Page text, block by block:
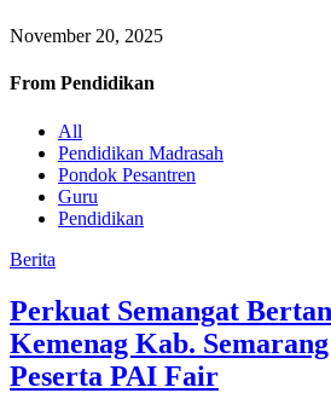
November 20, 2025
From Pendidikan
All
Pendidikan Madrasah
Pondok Pesantren
Guru
Pendidikan
Berita
Perkuat Semangat
Kemenag Kab.
Peserta PAI Fair